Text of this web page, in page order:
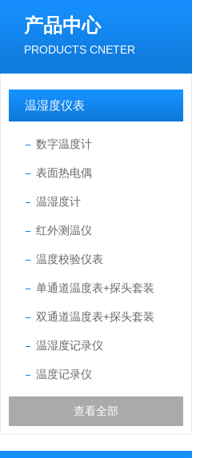
产品中心
PRODUCTS CNETER
温湿度仪表
数字温度计
表面热电偶
温湿度计
红外测温仪
温度校验仪表
单通道温度表+探头套装
双通道温度表+探头套装
温湿度记录仪
温度记录仪
查看全部